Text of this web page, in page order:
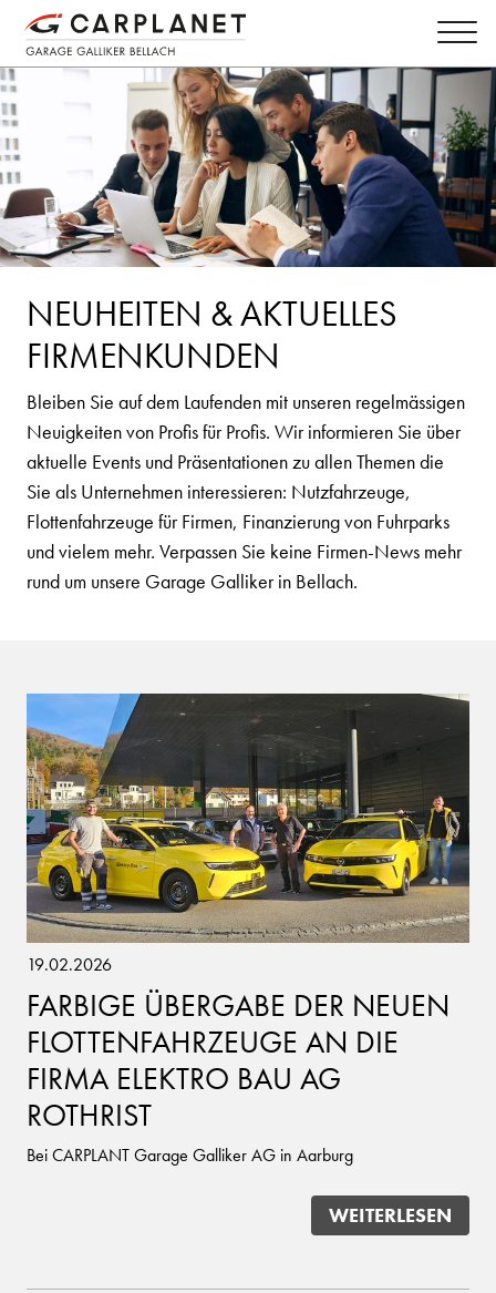
NEUHEITEN & AKTUELLES
FIRMENKUNDEN
Bleiben Sie auf dem Laufenden mit unseren regelmässigen
Neuigkeiten von Profis für Profis. Wir informieren Sie über
aktuelle Events und Präsentationen zu allen Themen die
Sie als Unternehmen interessieren: Nutzfahrzeuge,
Flottenfahrzeuge für Firmen, Finanzierung von Fuhrparks
und vielem mehr. Verpassen Sie keine Firmen-News mehr
rund um unsere Garage Galliker in Bellach.
19.02.2026
FARBIGE ÜBERGABE DER NEUEN
FLOTTENFAHRZEUGE AN DIE
FIRMA ELEKTRO BAU AG
ROTHRIST
Bei CARPLANT Garage Galliker AG in Aarburg
WEITERLESEN